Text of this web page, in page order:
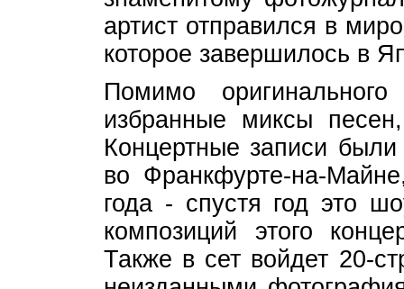
артист отправился в
которое завершилось в
Помимо
избранные миксы
Концертные записи
во Франкфурте-на-
года - спустя год это
композиций этого
Также в сет войдет 20-